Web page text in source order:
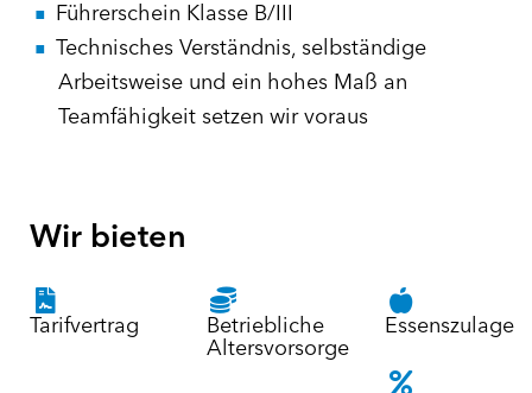
Führerschein Klasse B/III
Technisches Verständnis, selbständige
Arbeitsweise und ein hohes Maß an
Teamfähigkeit setzen wir voraus
Wir bieten
Tarifvertrag
Betriebliche
Altersvorsorge
Essenszulage